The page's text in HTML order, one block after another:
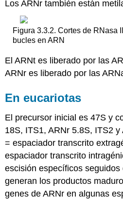
Los ARNr también están
Figura 3.3.2. Cortes de RNasa
bucles en ARN
El ARNt es liberado por las
ARNr es liberado por las
En eucariotas
El precursor inicial es 47S y
18S, ITS1, ARNr 5.8S, ITS2
= espaciador transcrito
espaciador transcrito
escisión específicos
generan los productos
genes de ARNr en algunas